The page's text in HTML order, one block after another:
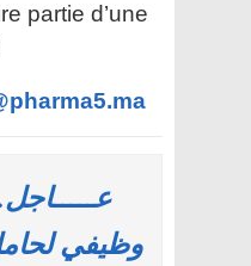
partie d’une
وظيفي